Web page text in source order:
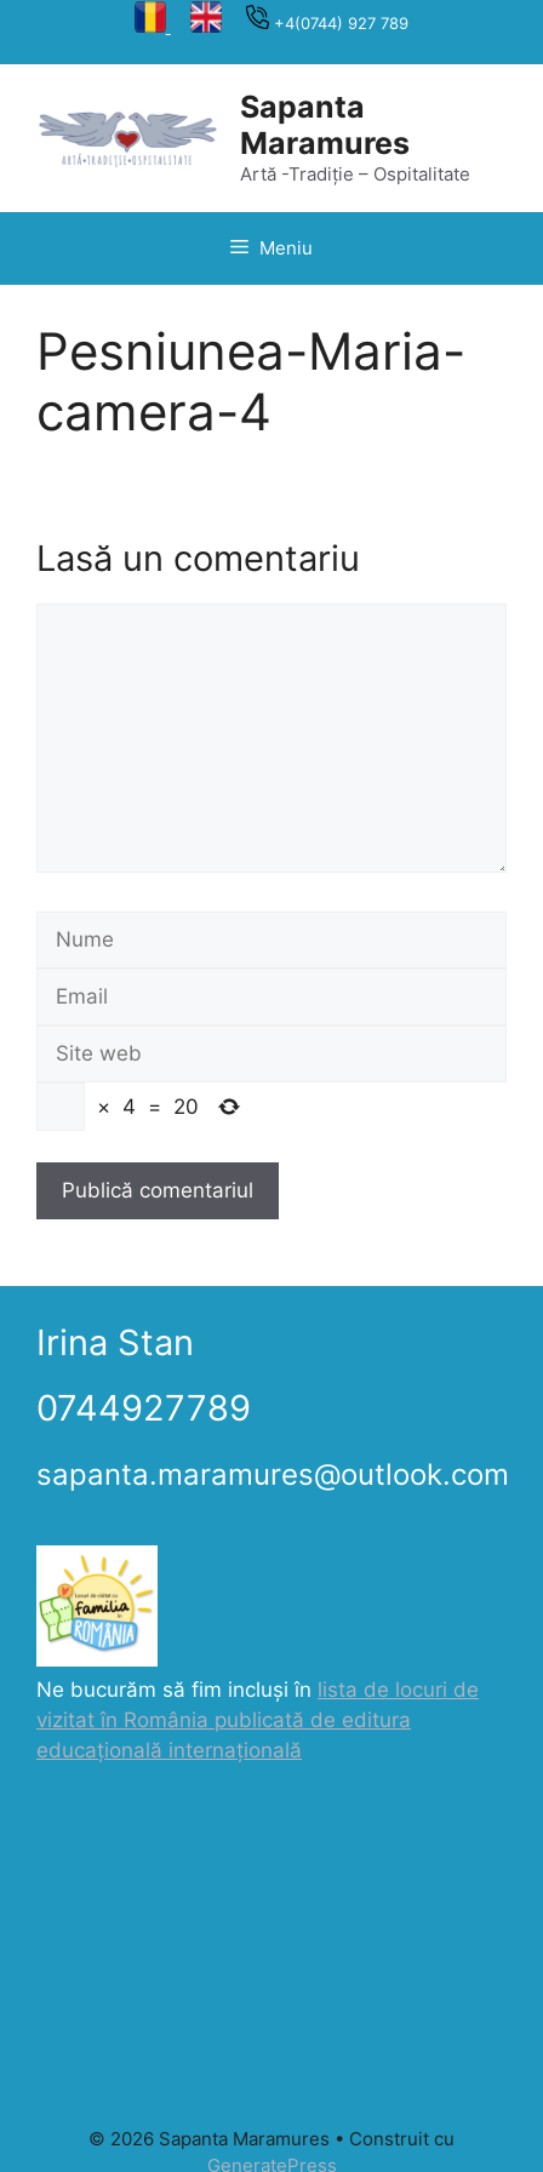
+4(0744) 927 789
Sapanta
Maramures
Artă -Tradiție – Ospitalitate
Meniu
Pesniunea-Maria-
camera-4
Lasă un comentariu
Nume
Email
Site
web
× 4 = 20
Irina Stan
0744927789
sapanta.maramures@outlook.com
Ne bucurăm să fim incluși în lista de locuri de
vizitat în România publicată de editura
educațională internațională
© 2026 Sapanta Maramures • Construit cu
GeneratePress